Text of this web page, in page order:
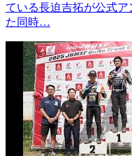
ている長迫吉拓が公式
た同時…